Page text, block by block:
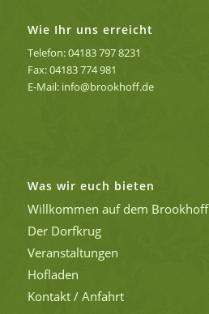
Wie Ihr uns erreicht
Telefon: 04183 797 8231
Fax: 04183 774 981
E-Mail: info@brookhoff.de
Was wir euch bieten
Willkommen auf dem Brookhoff
Der Dorfkrug
Veranstaltungen
Hofladen
Kontakt / Anfahrt